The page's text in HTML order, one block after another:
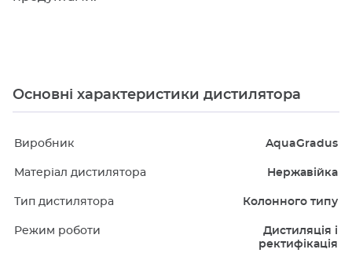
Основні характеристики дистилятора
Виробник AquaGradus
Матеріал дистилятора Нержавійка
Тип дистилятора Колонного типу
Режим роботи
Дистиляція і
ректифікація